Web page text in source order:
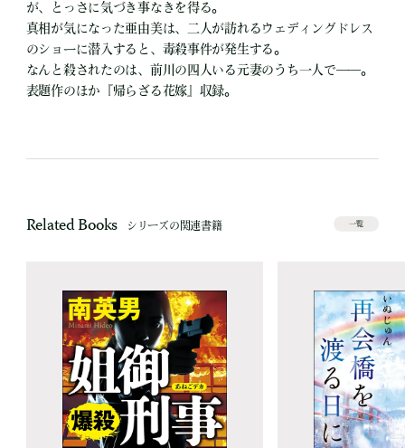
が、とっさに気づき事なきを得る。
真相が気になった亜由美は、二人が訪れるウェディングドレス
のショーに潜入すると、毒殺事件が発生する。
なんと殺されたのは、前川の四人いる元妻のうち一人で――。
表題作のほか『帰らざる花嫁』収録。
Related Books シリーズの関連書籍 一覧